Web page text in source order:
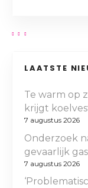
LAATSTE
Te warm op
krijgt
7 augustus 2026
Onderzoek
gevaarlijk gas
7 augustus 2026